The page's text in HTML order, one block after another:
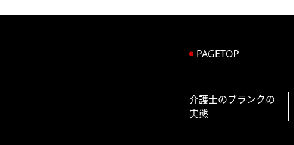
PAGETOP
介護士のブランクの
実態